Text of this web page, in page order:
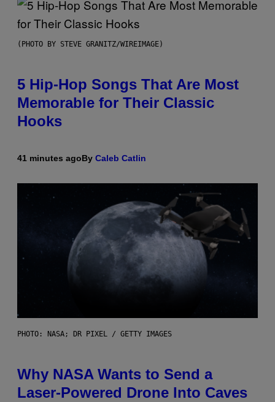
(PHOTO BY STEVE GRANITZ/WIREIMAGE)
5 Hip-Hop Songs That Are Most
Memorable for Their Classic
Hooks
41 minutes agoBy Caleb Catlin
PHOTO: NASA; DR PIXEL / GETTY IMAGES
Why NASA Wants to Send a
Laser-Powered Drone Into Caves